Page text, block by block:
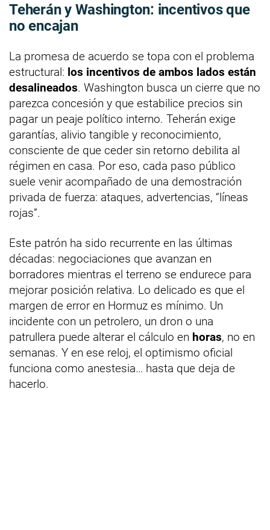
Teherán y Washington: incentivos que
no encajan
La promesa de acuerdo se topa con el problema
estructural: los incentivos de ambos lados están
desalineados. Washington busca un cierre que no
parezca concesión y que estabilice precios sin
pagar un peaje político interno. Teherán exige
garantías, alivio tangible y reconocimiento,
consciente de que ceder sin retorno debilita al
régimen en casa. Por eso, cada paso público
suele venir acompañado de una demostración
privada de fuerza: ataques, advertencias, “líneas
rojas”.
Este patrón ha sido recurrente en las últimas
décadas: negociaciones que avanzan en
borradores mientras el terreno se endurece para
mejorar posición relativa. Lo delicado es que el
margen de error en Hormuz es mínimo. Un
incidente con un petrolero, un dron o una
patrullera puede alterar el cálculo en horas, no en
semanas. Y en ese reloj, el optimismo oficial
funciona como anestesia… hasta que deja de
hacerlo.